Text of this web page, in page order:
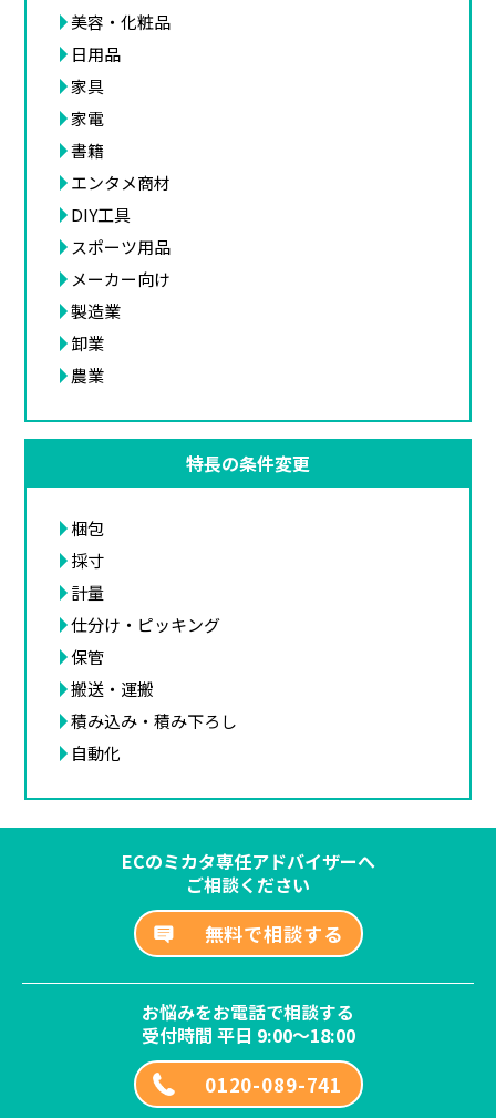
美容・化粧品
日用品
家具
家電
書籍
エンタメ商材
DIY工具
スポーツ用品
メーカー向け
製造業
卸業
農業
特長の条件変更
梱包
採寸
計量
仕分け・ピッキング
保管
搬送・運搬
積み込み・積み下ろし
自動化
ECのミカタ専任アドバイザーへ
ご相談ください
無料で相談する
お悩みをお電話で相談する
受付時間 平日 9:00～18:00
0120-089-741